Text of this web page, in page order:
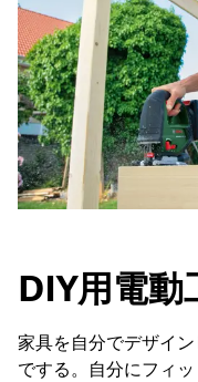
DIY用電動
家具を自分でデザイ
でする。自分にフィ